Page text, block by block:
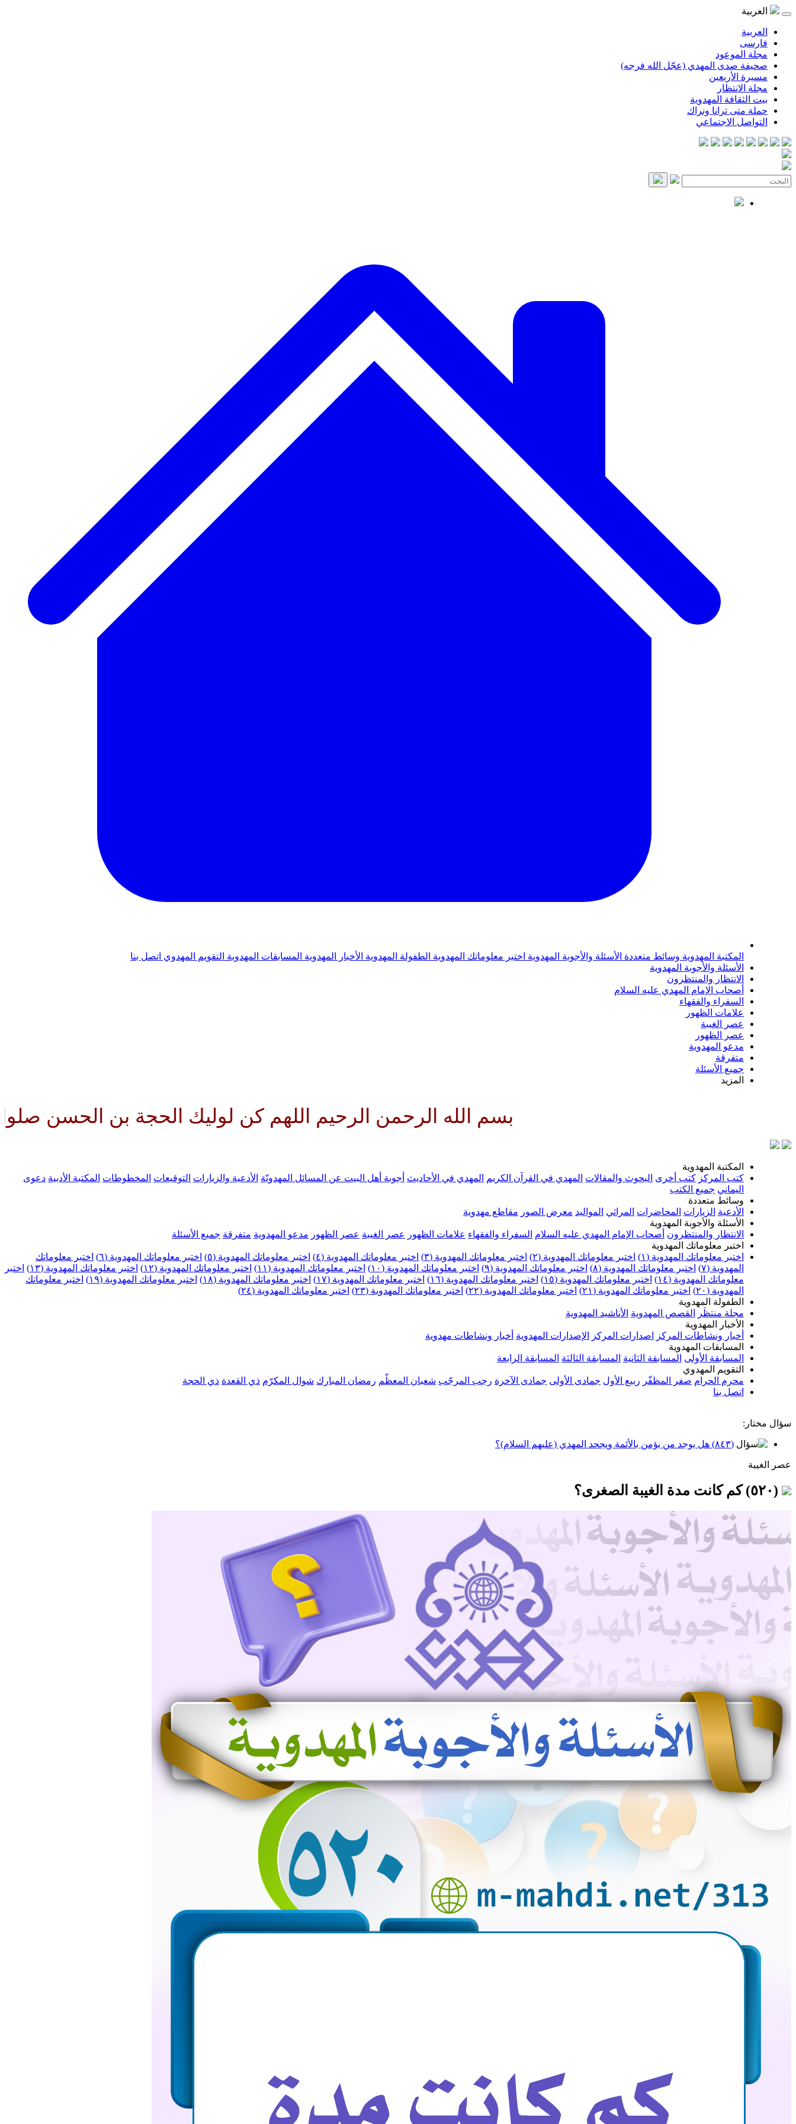
العربية
العربية
فارسی
مجلة الموعود
صحيفة صدى المهدي (عجّل الله فرجه)
مسيرة الأربعين
مجلة الانتظار
بيت الثقافة المهدوية
حملة متى ترانا ونراك
التواصل الاجتماعي
المكتبة المهدوية وسائط متعددة الأسئلة والأجوبة المهدوية اختبر معلوماتك المهدوية الطفولة المهدوية الأخبار المهدوية المسابقات المهدوية التقويم المهدوي اتصل بنا
الأسئلة والأجوبة المهدوية
الانتظار والمنتظرون
أصحاب الإمام المهدي عليه السلام
السفراء والفقهاء
علامات الظهور
عصر الغيبة
عصر الظهور
مدعو المهدوية
متفرقة
جميع الأسئلة
المزيد
بسم الله الرحمن الرحيم اللهم كن لوليك الحجة بن الحسن صلواتك عليه
المكتبة المهدوية
كتب المركز كتب أخرى البحوث والمقالات المهدي في القرآن الكريم المهدي في الأحاديث أجوبة أهل البيت عن المسائل المهدويّة الأدعية والزيارات التوقيعات المخطوطات المكتبة الأدبية دعوى
اليماني جميع الكتب
وسائط متعددة
الأدعية الزيارات المحاضرات المراثي المواليد معرض الصور مقاطع مهدوية
الأسئلة والأجوبة المهدوية
الانتظار والمنتظرون أصحاب الإمام المهدي عليه السلام السفراء والفقهاء علامات الظهور عصر الغيبة عصر الظهور مدعو المهدوية متفرقة جميع الأسئلة
اختبر معلوماتك المهدوية
اختبر معلوماتك المهدوية (١)
اختبر معلوماتك المهدوية (٢) اختبر معلوماتك المهدوية (٣) اختبر معلوماتك المهدوية (٤) اختبر معلوماتك المهدوية (٥) اختبر معلوماتك المهدوية (٦)
اختبر معلوماتك
المهدوية (٧)
اختبر معلوماتك المهدوية (٨) اختبر معلوماتك المهدوية (٩) اختبر معلوماتك المهدوية (١٠) اختبر معلوماتك المهدوية (١١) اختبر معلوماتك المهدوية (١٢) اختبر معلوماتك المهدوية (١٣)
اختبر
معلوماتك المهدوية (١٤)
اختبر معلوماتك المهدوية (١٥) اختبر معلوماتك المهدوية (١٦) اختبر معلوماتك المهدوية (١٧) اختبر معلوماتك المهدوية (١٨) اختبر معلوماتك المهدوية (١٩)
اختبر معلوماتك
المهدوية (٢٠)
اختبر معلوماتك المهدوية (٢١) اختبر معلوماتك المهدوية (٢٢) اختبر معلوماتك المهدوية (٢٣)
اختبر معلوماتك المهدوية (٢٤)
الطفولة المهدوية
مجلة منتظَر
القصص المهدوية الأناشيد المهدوية
الأخبار المهدوية
أخبار ونشاطات المركز
اصدارات المركز الإصدارات المهدوية أخبار ونشاطات مهدوية
المسابقات المهدوية
المسابقة الأولى المسابقة الثانية المسابقة الثالثة المسابقة الرابعة
التقويم المهدوي
محرم الحرام صفر المظفّر ربيع الأول جمادى الأولى جمادى الآخرة رجب المرجّب شعبان المعظّم رمضان المبارك شوال المكرّم ذي القعدة ذي الحجة
اتصل بنا
سؤال مختار:
(٨٤٣) هل يوجد من يؤمن بالأئمة ويجحد المهدي (عليهم السلام)؟
عصر الغيبة
(٥٢٠) كم كانت مدة الغيبة الصغرى؟